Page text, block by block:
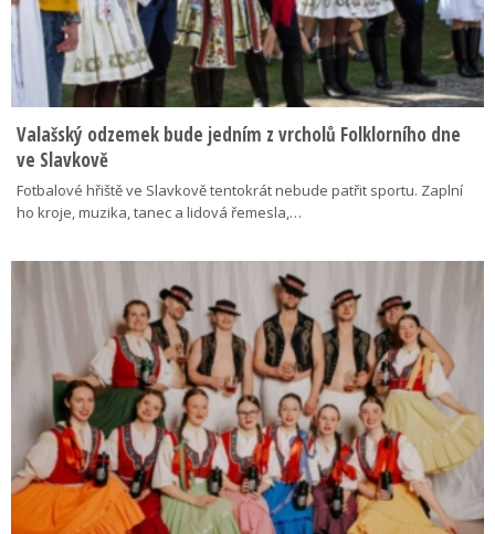
Valašský odzemek bude jedním z vrcholů Folklorního dne
ve Slavkově
Fotbalové hřiště ve Slavkově tentokrát nebude patřit sportu. Zaplní
ho kroje, muzika, tanec a lidová řemesla,…